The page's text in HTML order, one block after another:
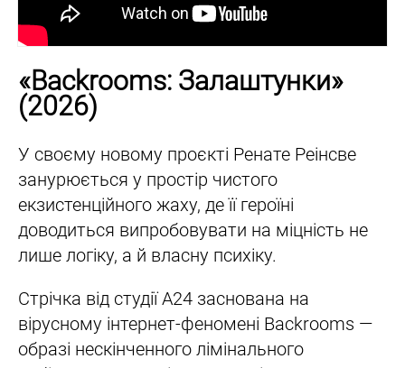
«Backrooms: Залаштунки»
(2026)
У своєму новому проєкті Ренате Реінсве
занурюється у простір чистого
екзистенційного жаху, де її героїні
доводиться випробовувати на міцність не
лише логіку, а й власну психіку.
Стрічка від студії A24 заснована на
вірусному інтернет-феномені Backrooms —
образі нескінченного лімінального